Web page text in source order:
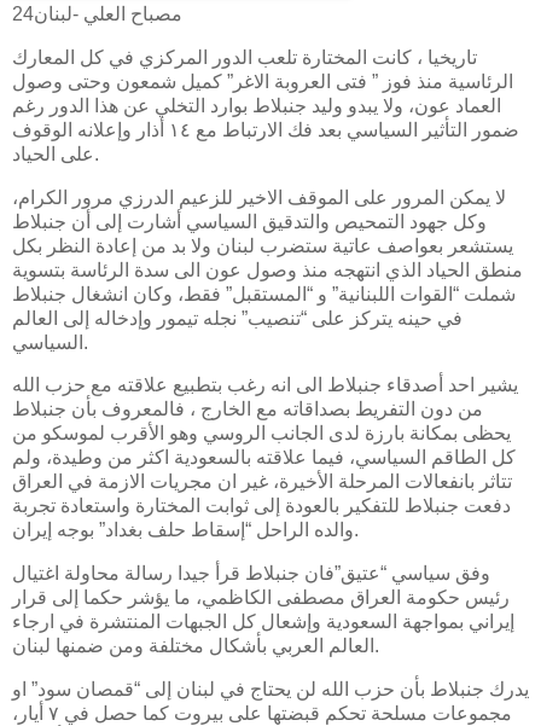
مصباح العلي -لبنان24
تاريخيا ، كانت المختارة تلعب الدور المركزي في كل المعارك
الرئاسية منذ فوز ” فتى العروبة الاغر” كميل شمعون وحتى وصول
العماد عون، ولا يبدو وليد جنبلاط بوارد التخلي عن هذا الدور رغم
ضمور التأثير السياسي بعد فك الارتباط مع ١٤ أذار وإعلانه الوقوف
على الحياد.
لا يمكن المرور على الموقف الاخير للزعيم الدرزي مرور الكرام،
وكل جهود التمحيص والتدقيق السياسي أشارت إلى أن جنبلاط
يستشعر بعواصف عاتية ستضرب لبنان ولا بد من إعادة النظر بكل
منطق الحياد الذي انتهجه منذ وصول عون الى سدة الرئاسة بتسوية
شملت “القوات اللبنانية” و “المستقبل” فقط، وكان انشغال جنبلاط
في حينه يتركز على “تنصيب” نجله تيمور وإدخاله إلى العالم
السياسي.
يشير احد أصدقاء جنبلاط الى انه رغب بتطبيع علاقته مع حزب الله
من دون التفريط بصداقاته مع الخارج ، فالمعروف بأن جنبلاط
يحظى بمكانة بارزة لدى الجانب الروسي وهو الأقرب لموسكو من
كل الطاقم السياسي، فيما علاقته بالسعودية اكثر من وطيدة، ولم
تتاثر بانفعالات المرحلة الأخيرة، غير ان مجريات الازمة في العراق
دفعت جنبلاط للتفكير بالعودة إلى ثوابت المختارة واستعادة تجربة
والده الراحل “إسقاط حلف بغداد” بوجه إيران.
وفق سياسي “عتيق”فان جنبلاط قرأ جيدا رسالة محاولة اغتيال
رئيس حكومة العراق مصطفى الكاظمي، ما يؤشر حكما إلى قرار
إيراني بمواجهة السعودية وإشعال كل الجبهات المنتشرة في ارجاء
العالم العربي بأشكال مختلفة ومن ضمنها لبنان.
يدرك جنبلاط بأن حزب الله لن يحتاج في لبنان إلى “قمصان سود” او
مجموعات مسلحة تحكم قبضتها على بيروت كما حصل في ٧ أيار،